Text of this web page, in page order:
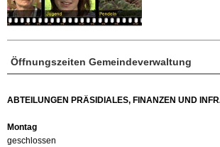
Öffnungszeiten Gemeindeverwaltung
ABTEILUNGEN PRÄSIDIALES, FINANZEN UND
Montag
geschlossen